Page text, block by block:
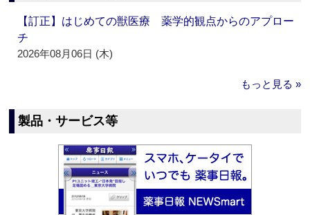
【訂正】はじめての獣医療 薬学的観点からのアプロー
チ
2026年08月06日 (木)
もっと見る »
製品・サービス等